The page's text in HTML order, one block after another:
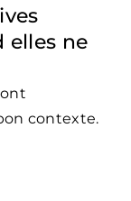
ne
contexte.